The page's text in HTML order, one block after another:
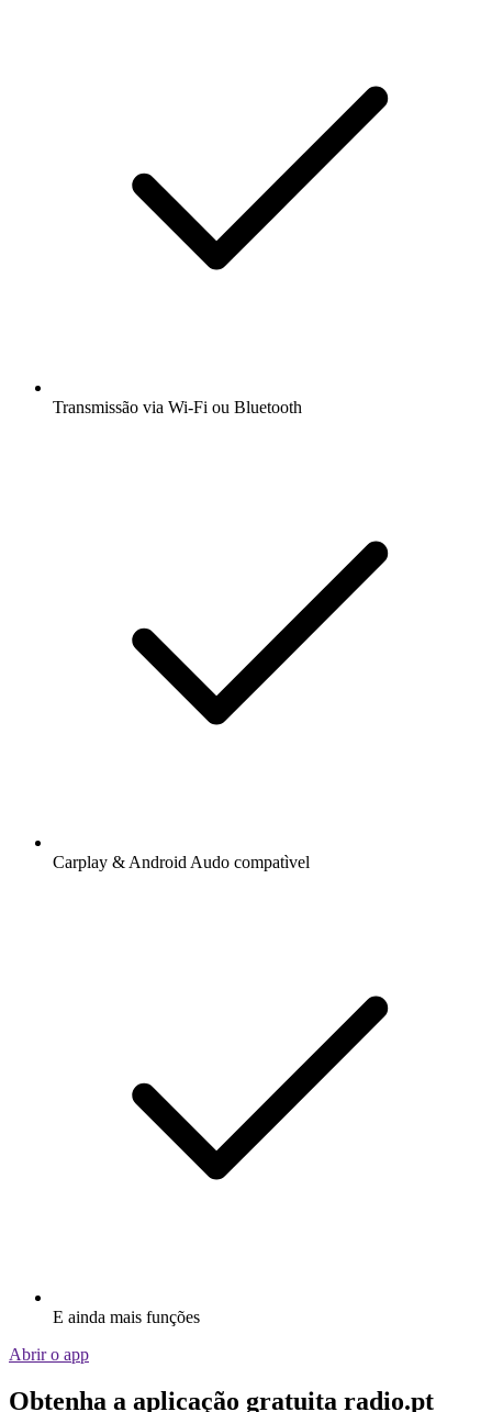
Transmissão via Wi-Fi ou Bluetooth
Carplay & Android Audo compatìvel
E ainda mais funções
Abrir o app
Obtenha a aplicação gratuita radio.pt